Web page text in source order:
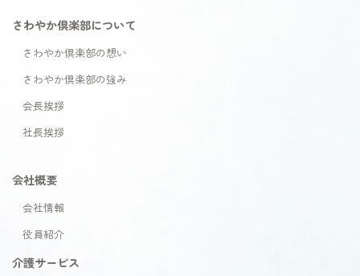
さわやか倶楽部について
さわやか倶楽部の想い
さわやか倶楽部の強み
会長挨拶
社長挨拶
会社概要
会社情報
役員紹介
介護サービス